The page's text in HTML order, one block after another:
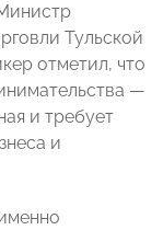
Тульской
отметил, что
—
и требует
и